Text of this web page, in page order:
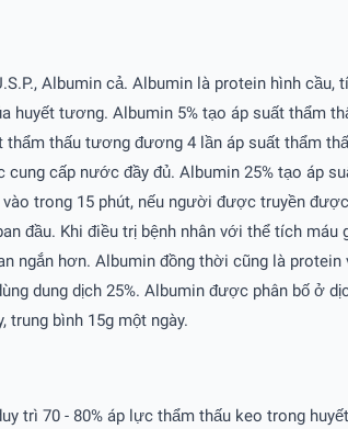
Albumin cả. Albumin là protein hình cầu,
huyết tương. Albumin 5% tạo áp suất
thấu tương đương 4 lần áp suất thẩm
cấp nước đầy đủ. Albumin 25% tạo áp
trong 15 phút, nếu người được truyền
đầu. Khi điều trị bệnh nhân với thể tích
hơn. Albumin đồng thời cũng là
dung dịch 25%. Albumin được phân bố ở
bình 15g một ngày.
trì 70 - 80% áp lực thẩm thấu keo trong